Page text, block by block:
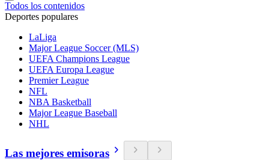
Todos los contenidos
Deportes populares
LaLiga
Major League Soccer (MLS)
UEFA Champions League
UEFA Europa League
Premier League
NFL
NBA Basketball
Major League Baseball
NHL
Las mejores emisoras